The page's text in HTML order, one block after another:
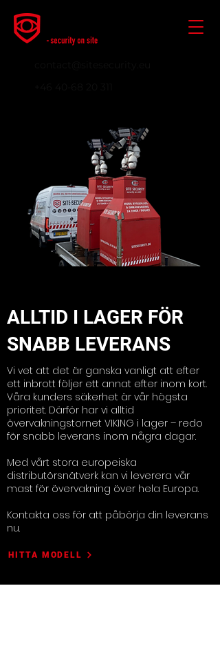
ALLTID I LAGER FÖR
SNABB LEVERANS
Vi vet att det är ganska vanligt att efter
ett inbrott följer ett annat efter inom kort.
Våra kunders säkerhet är vår högsta
prioritet. Därför har vi alltid
övervakningstornet VIKING i lager – redo
för snabb leverans inom några dagar.
Med vårt stora europeiska
distributörsnätverk kan vi leverera vår
mast för övervakning över hela Europa.
Kontakta oss för att påbörja din leverans
nu.
HITTA MODELL